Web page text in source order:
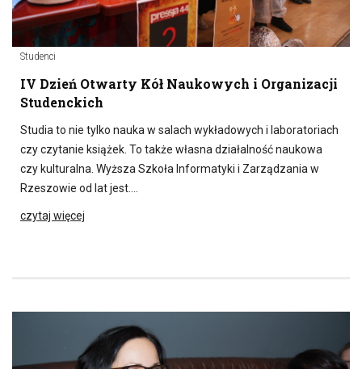
Studenci
IV Dzień Otwarty Kół Naukowych i Organizacji
Studenckich
Studia to nie tylko nauka w salach wykładowych i laboratoriach
czy czytanie książek. To także własna działalność naukowa
czy kulturalna. Wyższa Szkoła Informatyki i Zarządzania w
Rzeszowie od lat jest….
czytaj więcej